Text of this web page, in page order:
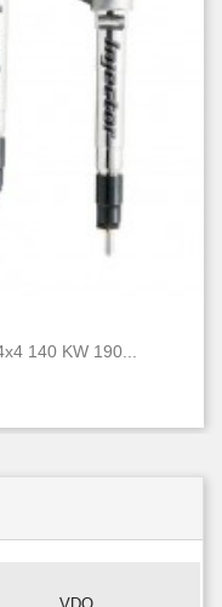
140 KW 190...